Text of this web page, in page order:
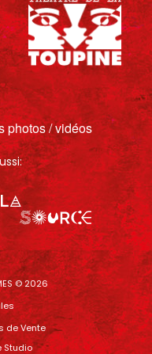
photos / vidéos
© 2026
de Vente
Studio